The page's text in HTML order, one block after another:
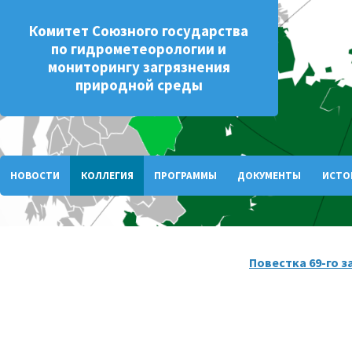
Комитет Союзного государства
по гидрометеорологии и
мониторингу загрязнения
природной среды
НОВОСТИ КОЛЛЕГИЯ ПРОГРАММЫ ДОКУМЕНТЫ
Повестка 69-го